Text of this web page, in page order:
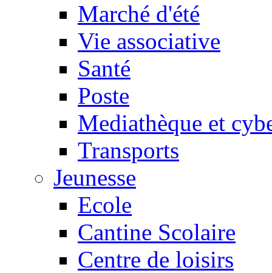
Marché d'été
Vie associative
Santé
Poste
Mediathèque et
Transports
Jeunesse
Ecole
Cantine Scolaire
Centre de loisirs